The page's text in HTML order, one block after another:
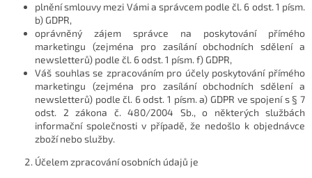
plnění smlouvy mezi Vámi a správcem podle čl. 6 odst. 1 písm.
b) GDPR,
oprávněný zájem správce na poskytování přímého
marketingu (zejména pro zasílání obchodních sdělení a
newsletterů) podle čl. 6 odst. 1 písm. f) GDPR,
Váš souhlas se zpracováním pro účely poskytování přímého
marketingu (zejména pro zasílání obchodních sdělení a
newsletterů) podle čl. 6 odst. 1 písm. a) GDPR ve spojení s § 7
odst. 2 zákona č. 480/2004 Sb., o některých službách
informační společnosti v případě, že nedošlo k objednávce
zboží nebo služby.
Účelem zpracování osobních údajů je